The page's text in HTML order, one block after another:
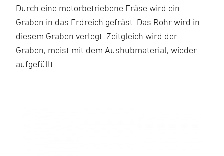
Durch eine motorbetriebene Fräse wird ein
Graben in das Erdreich gefräst. Das Rohr wird in
diesem Graben verlegt. Zeitgleich wird der
Graben, meist mit dem Aushubmaterial, wieder
aufgefüllt.